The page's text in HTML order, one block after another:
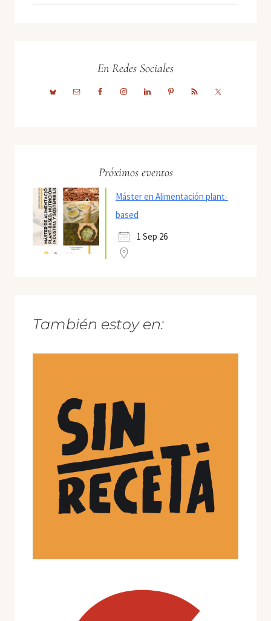
En Redes Sociales
Próximos eventos
Máster en Alimentación plant-
based
1 Sep 26
También estoy en: